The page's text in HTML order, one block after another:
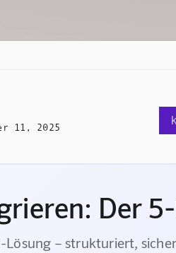
11, 2025
Der
Lösung – strukturiert,